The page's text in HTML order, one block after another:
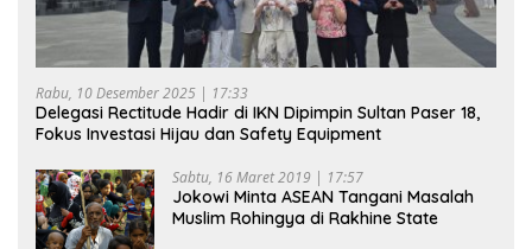
Rabu, 10 Desember 2025 | 17:33
Delegasi Rectitude Hadir di IKN Dipimpin Sultan Paser 18,
Fokus Investasi Hijau dan Safety Equipment
Sabtu, 16 Maret 2019 | 17:57
Jokowi Minta ASEAN Tangani Masalah
Muslim Rohingya di Rakhine State